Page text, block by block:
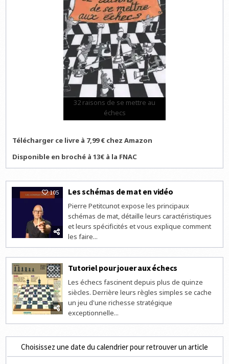
32 raisons de se mettre au
échecs
Télécharger ce livre à 7,99 € chez Amazon
Disponible en broché à 13€ à la FNAC
105 Les schémas de mat en vidéo
Pierre Petitcunot expose les principaux
schémas de mat, détaille leurs caractéristiques
et leurs spécificités et vous explique comment
les faire...
3 Tutoriel pour jouer aux échecs
Les échecs fascinent depuis plus de quinze
siècles. Derrière leurs règles simples se cache
un jeu d'une richesse stratégique
exceptionnelle...
Choisissez une date du calendrier pour retrouver un article